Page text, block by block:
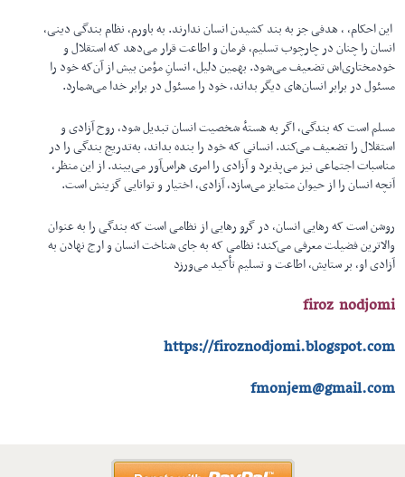
این احکام، ، هدفی جز به بند کشیدن انسان ندارند. به باورم، نظام بندگی دینی،
انسان را چنان در چارچوب تسلیم، فرمان و اطاعت قرار می‌دهد که استقلال و
خودمختاری‌اش تضعیف می‌شود. بهمین دلیل، انسانِ مؤمن بیش از آن‌که خود را
مسئول در برابر انسان‌های دیگر بداند، خود را مسئول در برابر خدا می‌شمارد.
مسلم است که بندگی، اگر به هستهٔ شخصیت انسان تبدیل شود، روح آزادی و
استقلال را تضعیف می‌کند. انسانی که خود را بنده بداند، به‌تدریج بندگی را در
مناسبات اجتماعی نیز می‌پذیرد و آزادی را امری هراس‌آور می‌بیند. از این منظر،
آنچه انسان را از حیوان متمایز می‌سازد، آزادی، اختیار و توانایی گزینش است.
روشن است که رهایی انسان، در گرو رهایی از نظامی است که بندگی را به عنوان
والاترین فضیلت معرفی می‌کند؛ نظامی که به جای شناخت انسان و ارج نهادن به
آزادی او، بر ستایش، اطاعت و تسلیم تأکید می‌ورزد
firoz nodjomi
https://firoznodjomi.blogspot.com
fmonjem@gmail.com